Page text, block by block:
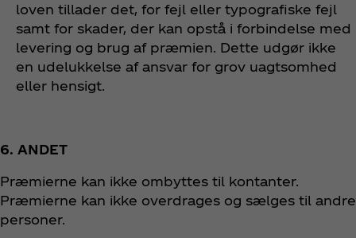
loven tillader det, for fejl eller typografiske fejl
samt for skader, der kan opstå i forbindelse med
levering og brug af præmien. Dette udgør ikke
en udelukkelse af ansvar for grov uagtsomhed
eller hensigt.
6. ANDET
Præmierne kan ikke ombyttes til kontanter.
Præmierne kan ikke overdrages og sælges til andre
personer.